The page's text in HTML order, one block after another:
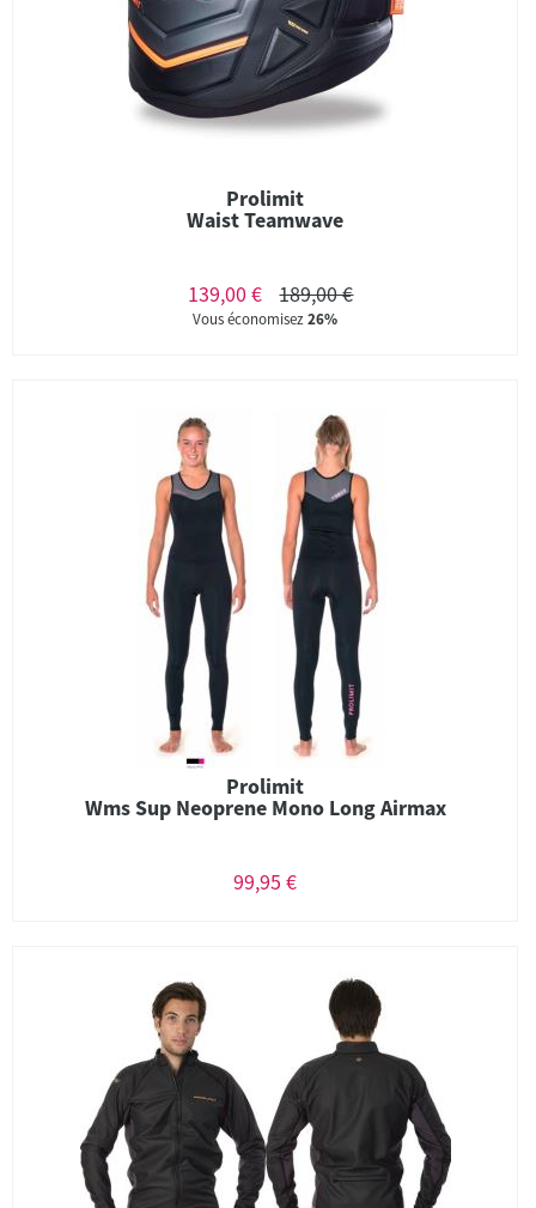
Prolimit
Waist Teamwave
139,00 € 189,00 €
Vous économisez26%
Prolimit
Wms Sup Neoprene Mono Long Airmax
99,95 €